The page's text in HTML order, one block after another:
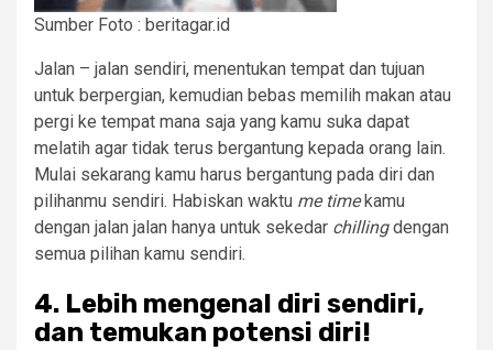
Sumber Foto : beritagar.id
Jalan – jalan sendiri, menentukan tempat dan tujuan
untuk berpergian, kemudian bebas memilih makan atau
pergi ke tempat mana saja yang kamu suka dapat
melatih agar tidak terus bergantung kepada orang lain.
Mulai sekarang kamu harus bergantung pada diri dan
pilihanmu sendiri. Habiskan waktu me timekamu
dengan jalan jalan hanya untuk sekedar chillingdengan
semua pilihan kamu sendiri.
4. Lebih mengenal diri sendiri,
dan temukan potensi diri!